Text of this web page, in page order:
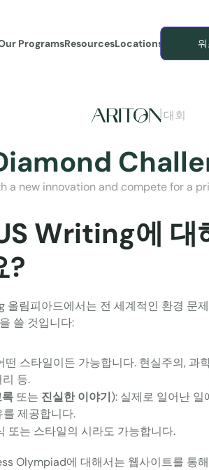
ProgramsResourcesLocations
대회
a new innovation and compete for a
Writing에 대
?
올림피아드에서는 전 세계적인 환경 문
쓸 것입니다:
떤 스타일이든 가능합니다. 현실주의, 과
등.
또는 진실한 이야기): 실제로 일어난
제공합니다.
또는 스타일의 시라도 가능합니다.
Olympiad에 대해서는 웹사이트를 통